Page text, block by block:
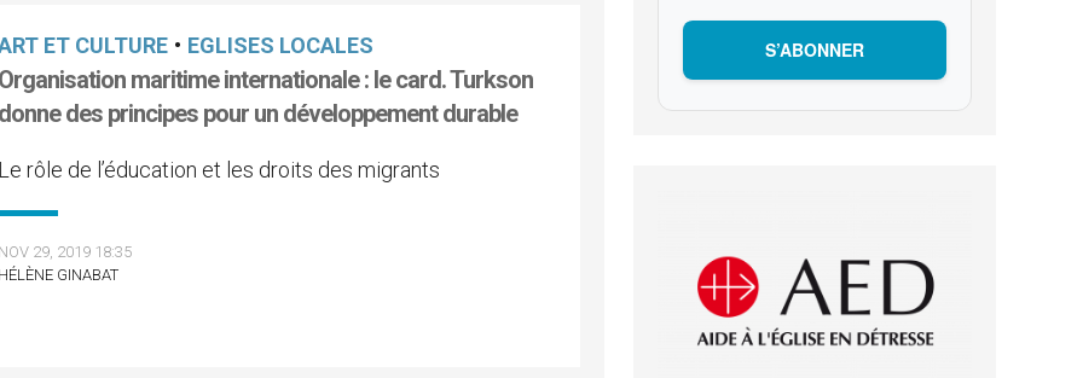
ET CULTURE • EGLISES LOCALES
Organisation maritime internationale : le card. Turkson
donne des principes pour un développement durable
Le rôle de l’éducation et les droits des migrants
NOV 29, 2019 18:35
HÉLÈNE GINABAT
S’ABONNER